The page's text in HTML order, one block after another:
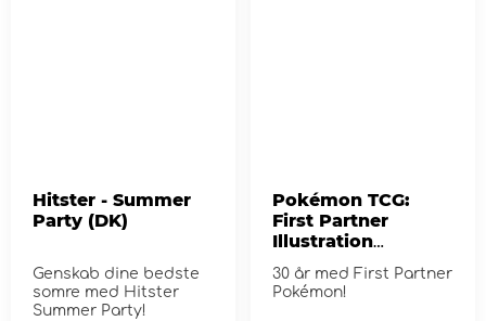
Hitster - Summer
Party (DK)
Genskab dine bedste
somre med Hitster
Summer Party!
Pokémon TCG:
First Partner
Illustration
Collection - Series
2
30 år med First Partner
Pokémon!